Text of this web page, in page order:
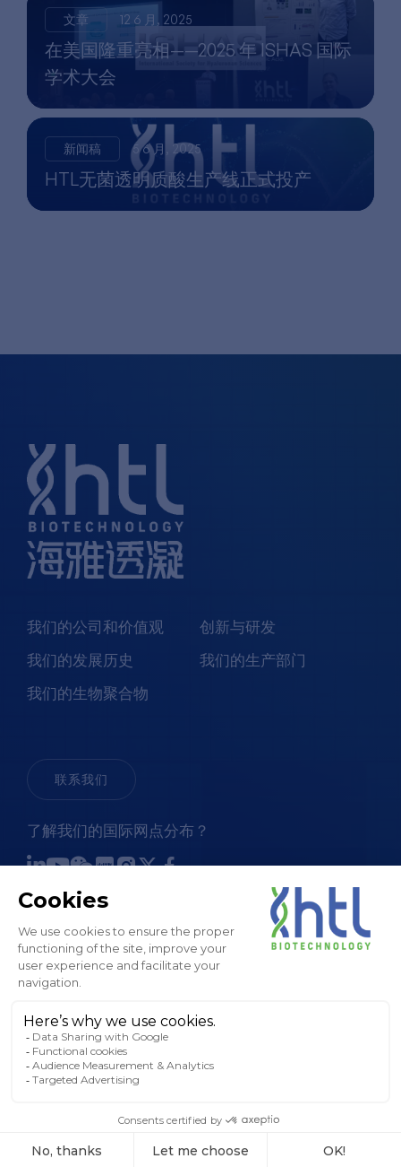
文章 12 6 月, 2025
在美国隆重亮相——2025 年 ISHAS 国际
学术大会
新闻稿 5 6 月, 2025
HTL无菌透明质酸生产线正式投产
我们的公司和价值观
我们的发展历史
我们的生物聚合物
创新与研发
我们的生产部门
联系我们
了解我们的国际网点分布？
销售条款和条件
法律通知和 GTC
隐私政策
Cookies 政策
工厂地图